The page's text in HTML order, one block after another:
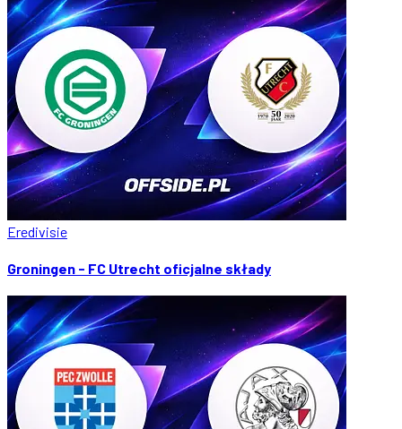
Eredivisie
Groningen - FC Utrecht oficjalne składy